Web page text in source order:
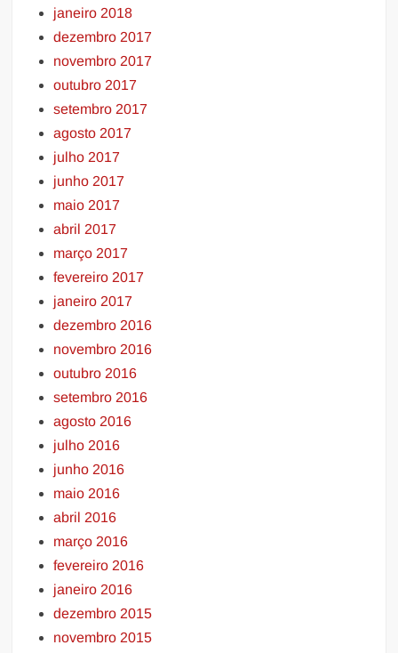
janeiro 2018
dezembro 2017
novembro 2017
outubro 2017
setembro 2017
agosto 2017
julho 2017
junho 2017
maio 2017
abril 2017
março 2017
fevereiro 2017
janeiro 2017
dezembro 2016
novembro 2016
outubro 2016
setembro 2016
agosto 2016
julho 2016
junho 2016
maio 2016
abril 2016
março 2016
fevereiro 2016
janeiro 2016
dezembro 2015
novembro 2015